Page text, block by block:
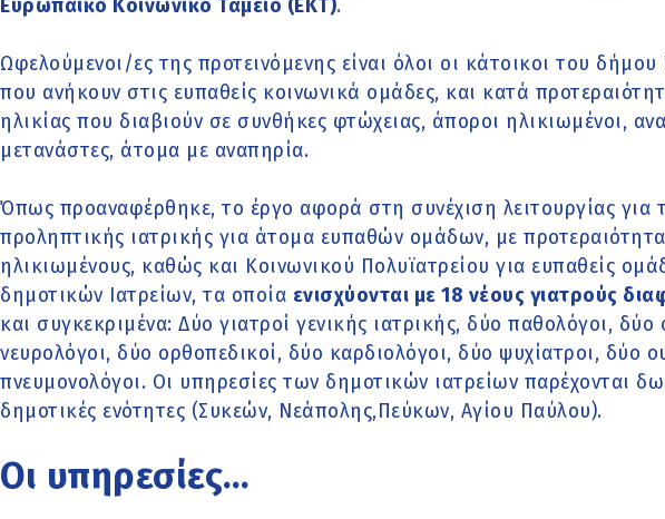
Ευρωπαϊκό Κοινωνικό Ταμείο (ΕΚΤ).
Ωφελούμενοι/ες της προτεινόμενης είναι όλοι οι κάτοικοι του
που ανήκουν στις ευπαθείς κοινωνικά ομάδες, και κατά
ηλικίας που διαβιούν σε συνθήκες φτώχειας, άποροι ηλικιωμένοι,
μετανάστες, άτομα με αναπηρία.
Όπως προαναφέρθηκε, το έργο αφορά στη συνέχιση λειτουργίας για
προληπτικής ιατρικής για άτομα ευπαθών ομάδων, με
ηλικιωμένους, καθώς και Κοινωνικού Πολυϊατρείου για ευπαθείς
δημοτικών Ιατρείων, τα οποία ενισχύονται με 18 νέους γιατρούς
και συγκεκριμένα: Δύο γιατροί γενικής ιατρικής, δύο παθολόγοι,
νευρολόγοι, δύο ορθοπεδικοί, δύο καρδιολόγοι, δύο ψυχίατροι, δύο
πνευμονολόγοι. Οι υπηρεσίες των δημοτικών ιατρείων παρέχονται
δημοτικές ενότητες (Συκεών, Νεάπολης,Πεύκων, Αγίου Παύλου).
Οι υπηρεσίες…